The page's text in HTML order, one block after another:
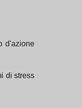
d'azione
di stress